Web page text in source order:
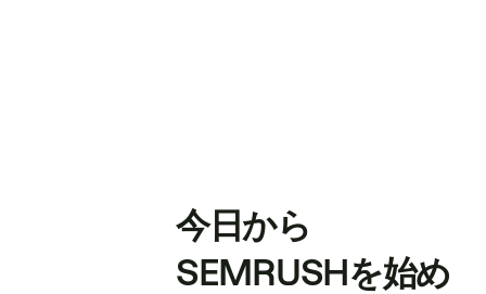
今日から
SEMRUSHを始め